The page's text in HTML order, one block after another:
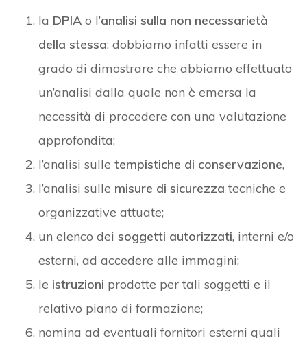
la DPIAo l’analisi sulla non necessarietà
della stessa: dobbiamo infatti essere in
grado di dimostrare che abbiamo effettuato
un’analisi dalla quale non è emersa la
necessità di procedere con una valutazione
approfondita;
l’analisi sulle tempistiche di conservazione,
l’analisi sulle misure di sicurezza tecniche e
organizzative attuate;
un elenco dei soggetti autorizzati, interni e/o
esterni, ad accedere alle immagini;
le istruzioni prodotte per tali soggetti e il
relativo piano di formazione;
nomina ad eventuali fornitori esterni quali